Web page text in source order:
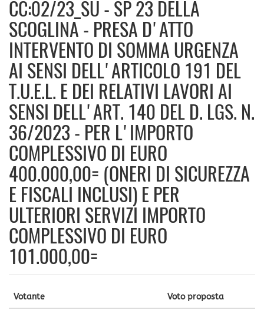
CC:02/23_SU - SP 23 DELLA
SCOGLINA - PRESA D'ATTO
INTERVENTO DI SOMMA URGENZA
AI SENSI DELL'ARTICOLO 191 DEL
T.U.E.L. E DEI RELATIVI LAVORI AI
SENSI DELL'ART. 140 DEL D. LGS. N.
36/2023 - PER L'IMPORTO
COMPLESSIVO DI EURO
400.000,00= (ONERI DI SICUREZZA
E FISCALI INCLUSI) E PER
ULTERIORI SERVIZI IMPORTO
COMPLESSIVO DI EURO
101.000,00=
Votante Voto proposta